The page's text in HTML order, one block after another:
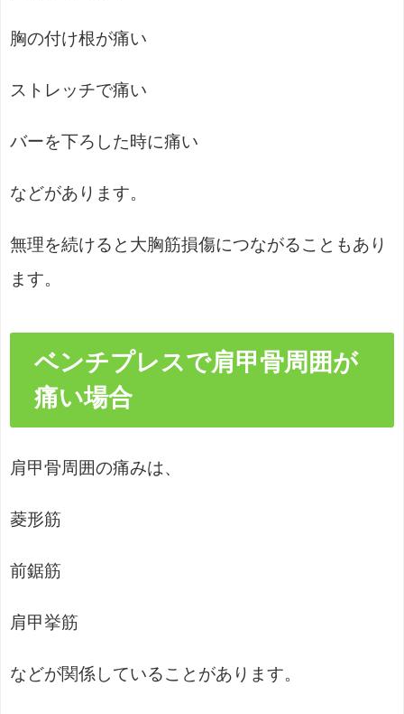
胸の付け根が痛い
ストレッチで痛い
バーを下ろした時に痛い
などがあります。
無理を続けると大胸筋損傷につながることもあり
ます。
ベンチプレスで肩甲骨周囲が
痛い場合
肩甲骨周囲の痛みは、
菱形筋
前鋸筋
肩甲挙筋
などが関係していることがあります。